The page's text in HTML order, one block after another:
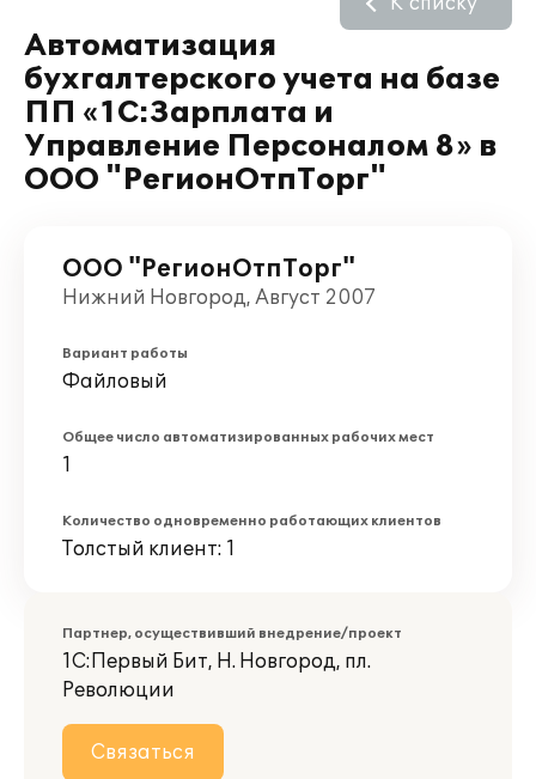
Автоматизация
бухгалтерского учета на базе
ПП «1С:Зарплата и
Управление Персоналом 8» в
ООО "РегионОтпТорг"
ООО "РегионОтпТорг"
Нижний Новгород, Август 2007
Вариант работы
Файловый
Общее число автоматизированных рабочих мест
1
Количество одновременно работающих клиентов
Толстый клиент: 1
Партнер, осуществивший внедрение/проект
1С:Первый Бит, Н. Новгород, пл.
Революции
Связаться